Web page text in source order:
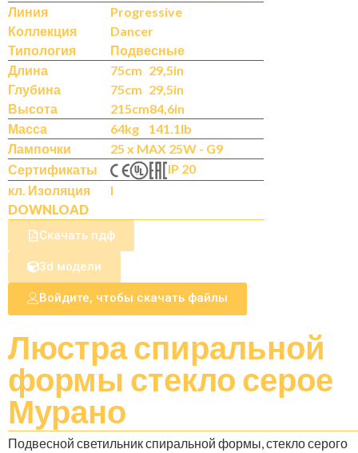
Линия
Progressive
Коллекция
Dancer
Типология
Подвесные
Длина
75cm 29,5in
Глубина
75cm 29,5in
Высота
215cm84,6in
Масса
64kg
141.1lb
Лампочки
25 x MAX 25W - G9
Сертификаты
IP 20
кл. Изоляция
I
DOWNLOAD
Скачать пдф
3d модели
Войдите, чтобы скачать файлы
Люстра спиральной
формы стекло серое
Мурано
Подвесной светильник спиральной формы, стекло серого